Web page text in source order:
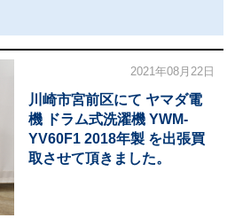
2021年08月22日
川崎市宮前区にて ヤマダ電
機 ドラム式洗濯機 YWM-
YV60F1 2018年製 を出張買
取させて頂きました。